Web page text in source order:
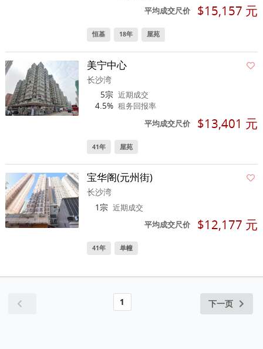
平均成交尺价 $15,157 元
恒基 18年 屋苑
美宁中心
长沙湾
5宗 近期成交
4.5% 租务回报率
平均成交尺价 $13,401 元
41年 屋苑
宝华阁(元州街)
长沙湾
1宗 近期成交
平均成交尺价 $12,177 元
41年 单幢
1 下一页